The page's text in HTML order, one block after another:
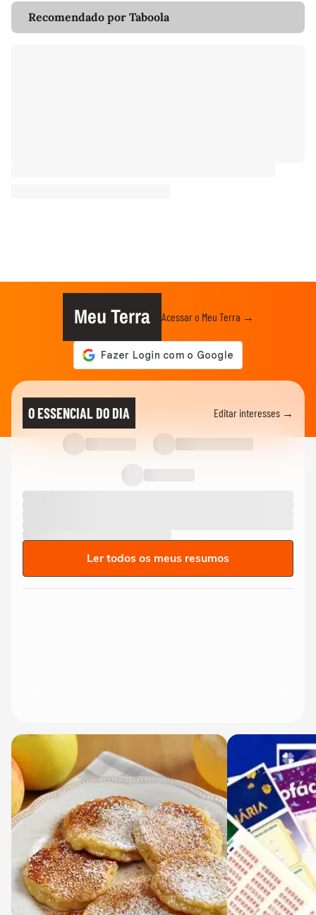
Recomendado por Taboola
Meu Terra Acessar o Meu Terra →
O ESSENCIAL DO DIA Editar interesses →
Ler todos os meus resumos